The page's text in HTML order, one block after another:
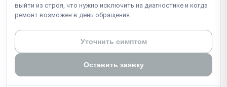
выйти из строя, что нужно исключить на диагностике и когда
ремонт возможен в день обращения.
Уточнить симптом
Оставить заявку